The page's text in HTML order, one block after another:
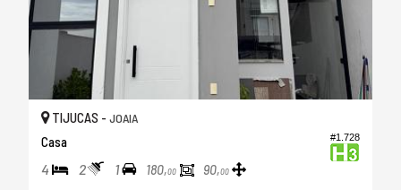
#1.728
TIJUCAS - JOAIA
Casa
4 2 1 180,00 90,00